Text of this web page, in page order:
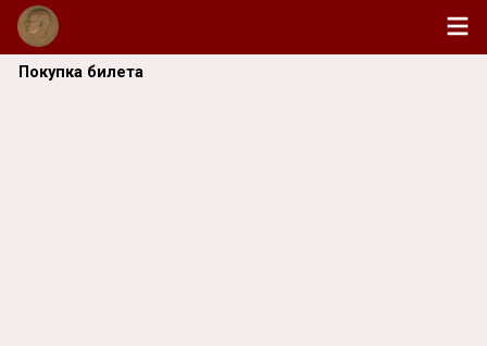
Покупка билета